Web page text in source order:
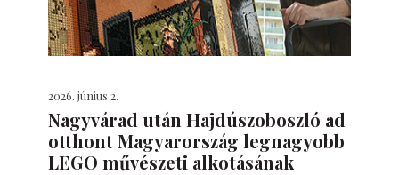
2026. június 2.
Nagyvárad után Hajdúszoboszló ad
otthont Magyarország legnagyobb
LEGO művészeti alkotásának